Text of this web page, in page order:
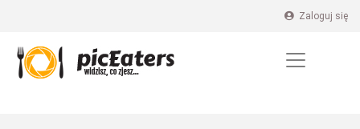
Zaloguj się